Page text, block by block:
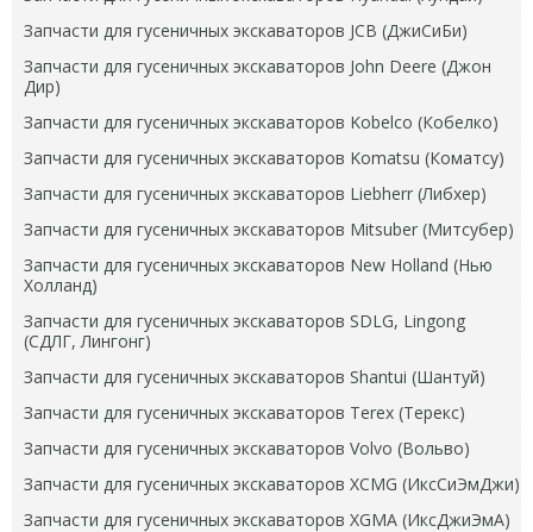
Запчасти для гусеничных экскаваторов JCB (ДжиСиБи)
Запчасти для гусеничных экскаваторов John Deere (Джон
Дир)
Запчасти для гусеничных экскаваторов Kobelco (Кобелко)
Запчасти для гусеничных экскаваторов Komatsu (Коматсу)
Запчасти для гусеничных экскаваторов Liebherr (Либхер)
Запчасти для гусеничных экскаваторов Mitsuber (Митсубер)
Запчасти для гусеничных экскаваторов New Holland (Нью
Холланд)
Запчасти для гусеничных экскаваторов SDLG, Lingong
(СДЛГ, Лингонг)
Запчасти для гусеничных экскаваторов Shantui (Шантуй)
Запчасти для гусеничных экскаваторов Terex (Терекс)
Запчасти для гусеничных экскаваторов Volvo (Вольво)
Запчасти для гусеничных экскаваторов XCMG (ИксСиЭмДжи)
Запчасти для гусеничных экскаваторов XGMA (ИксДжиЭмА)